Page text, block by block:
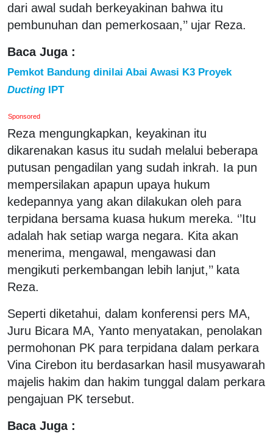
dari awal sudah berkeyakinan bahwa itu
pembunuhan dan pemerkosaan,’’ ujar Reza.
Baca Juga :
Pemkot Bandung dinilai Abai Awasi K3 Proyek
Ducting IPT
Sponsored
Reza mengungkapkan, keyakinan itu
dikarenakan kasus itu sudah melalui beberapa
putusan pengadilan yang sudah inkrah. Ia pun
mempersilakan apapun upaya hukum
kedepannya yang akan dilakukan oleh para
terpidana bersama kuasa hukum mereka. ‘’Itu
adalah hak setiap warga negara. Kita akan
menerima, mengawal, mengawasi dan
mengikuti perkembangan lebih lanjut,’’ kata
Reza.
Seperti diketahui, dalam konferensi pers MA,
Juru Bicara MA, Yanto menyatakan, penolakan
permohonan PK para terpidana dalam perkara
Vina Cirebon itu berdasarkan hasil musyawarah
majelis hakim dan hakim tunggal dalam perkara
pengajuan PK tersebut.
Baca Juga :